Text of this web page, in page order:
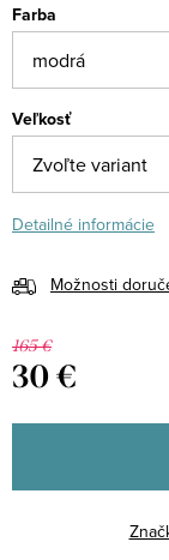
Farba
Veľkosť
Detailné informácie
Možnosti
165 €
30 €
cena: